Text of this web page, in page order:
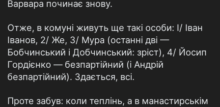
Варвара починає знову.
Отже, в комуні живуть ще такі особи: І/ Іван
Іванов, 2/ Же, З/ Мура (останні дві —
Бобчинський і Добчинський: зріст), 4/ Йосип
Гордієнко — безпартійний (і Андрій
безпартійний). Здається, всі.
Проте забув: коли теплінь, а в манастирськім